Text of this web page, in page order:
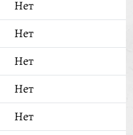
Нет
Нет
Нет
Нет
Нет